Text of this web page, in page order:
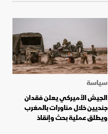
سياسة
الجيش الأميركي يعلن فقدان
جنديين خلال مناورات بالمغرب
ويطلق عملية بحث وإنقاذ